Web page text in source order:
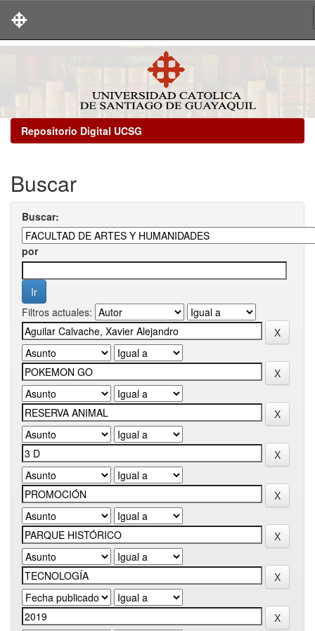
Repositorio Digital UCSG
Buscar
Buscar:
por
Filtros actuales: